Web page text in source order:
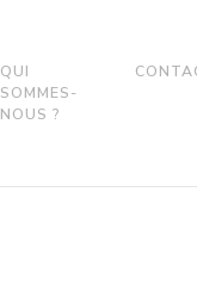
QUI
SOMMES-
NOUS ?